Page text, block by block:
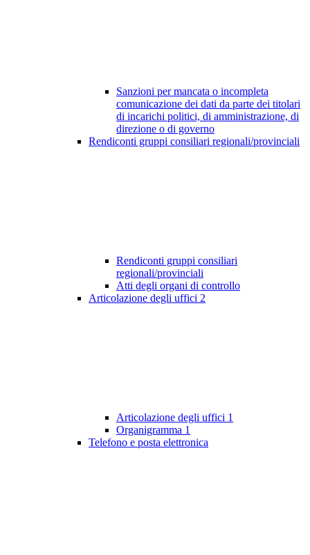
Sanzioni per mancata o incompleta
comunicazione dei dati da parte dei titolari
di incarichi politici, di amministrazione, di
direzione o di governo
Rendiconti gruppi consiliari regionali/provinciali
Rendiconti gruppi consiliari
regionali/provinciali
Atti degli organi di controllo
Articolazione degli uffici 2
Articolazione degli uffici 1
Organigramma 1
Telefono e posta elettronica